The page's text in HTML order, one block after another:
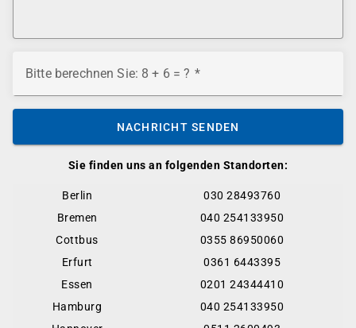
Sie finden uns an folgenden Standorten:
Berlin
030 28493760
Bremen
040 254133950
Cottbus
0355 86950060
Erfurt
0361 6443395
Essen
0201 24344410
Hamburg
040 254133950
Bitte berechnen Sie: 8 + 6 = ?
NACHRICHT SENDEN